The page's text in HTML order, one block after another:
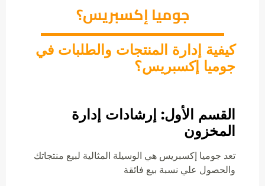
جوميا إكسبريس؟
كيفية إدارة المنتجات والطلبات في
جوميا إكسبريس؟
القسم الأول: إرشادات إدارة
المخزون
تعد جوميا إكسبريس هي الوسيلة المثالية لبيع منتجاتك
والحصول علي نسبة بيع فائقة